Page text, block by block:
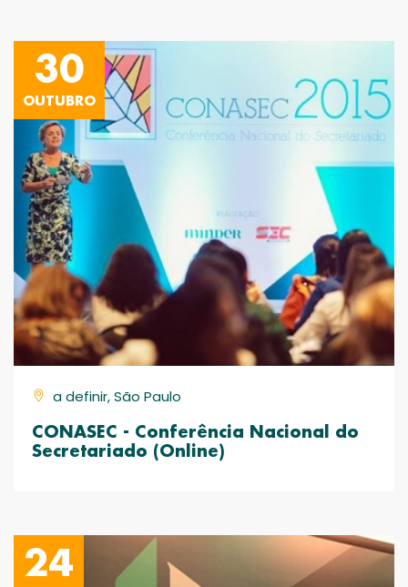
30
OUTUBRO
a definir, São Paulo
CONASEC - Conferência Nacional do
Secretariado (Online)
24